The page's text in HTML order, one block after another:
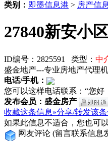
类别： 即墨信息港 > 房产信息
27840新安小
ID编号：2825591 类型： 中
盛金地产---专业房地产代理
电话/手机：
您可以这样电话联系：“您好
发布会员：盛金房产
收藏这条信息»分享/转发该
如果此信息不适合，您也可
网友评论 (留言联系信息